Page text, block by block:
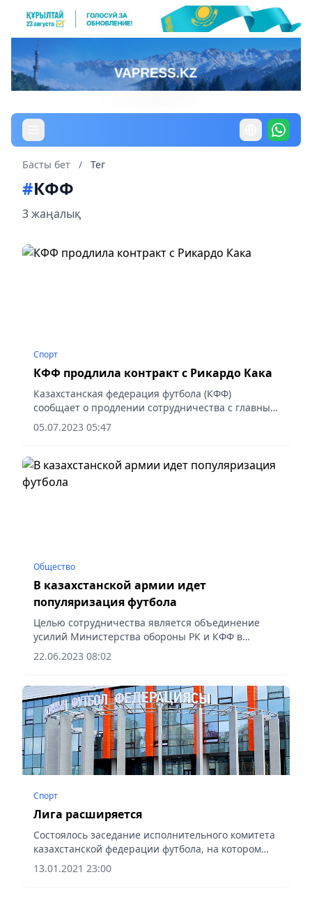
Басты бет / Тег
#КФФ
3 жаңалық
Спорт
КФФ продлила контракт с Рикардо Кака
Казахстанская федерация футбола (КФФ)
сообщает о продлении сотрудничества с главным
тренером национальной сборной Казахстана по
футзалу Пауло Рикардо Кака. Срок действия
05.07.2023 05:47
Общество
В казахстанской армии идет
популяризация футбола
Целью сотрудничества является объединение
усилий Министерства обороны РК и КФФ в
вопросах популяризации футбола и пропаганды
здорового образа жизни.
22.06.2023 08:02
Спорт
Лига расширяется
Состоялось заседание исполнительного комитета
казахстанской федерации футбола, на котором
принято решение о расширении команд
Премьер-лиги в чемпионате РК с 12 до 14.
13.01.2021 23:00